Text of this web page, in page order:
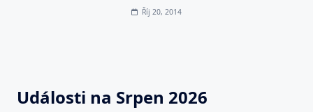
Říj 20, 2014
Události na Srpen 2026